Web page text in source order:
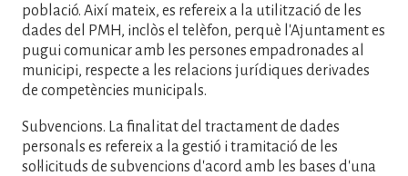
població. Així mateix, es refereix a la utilització de les
dades del PMH, inclòs el telèfon, perquè l'Ajuntament es
pugui comunicar amb les persones empadronades al
municipi, respecte a les relacions jurídiques derivades
de competències municipals.
Subvencions. La finalitat del tractament de dades
personals es refereix a la gestió i tramitació de les
sol·licituds de subvencions d'acord amb les bases d'una